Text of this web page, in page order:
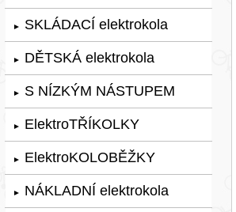
► SKLÁDACÍ elektrokola
► DĚTSKÁ elektrokola
► S NÍZKÝM NÁSTUPEM
► ElektroTŘÍKOLKY
► ElektroKOLOBĚŽKY
► NÁKLADNÍ elektrokola